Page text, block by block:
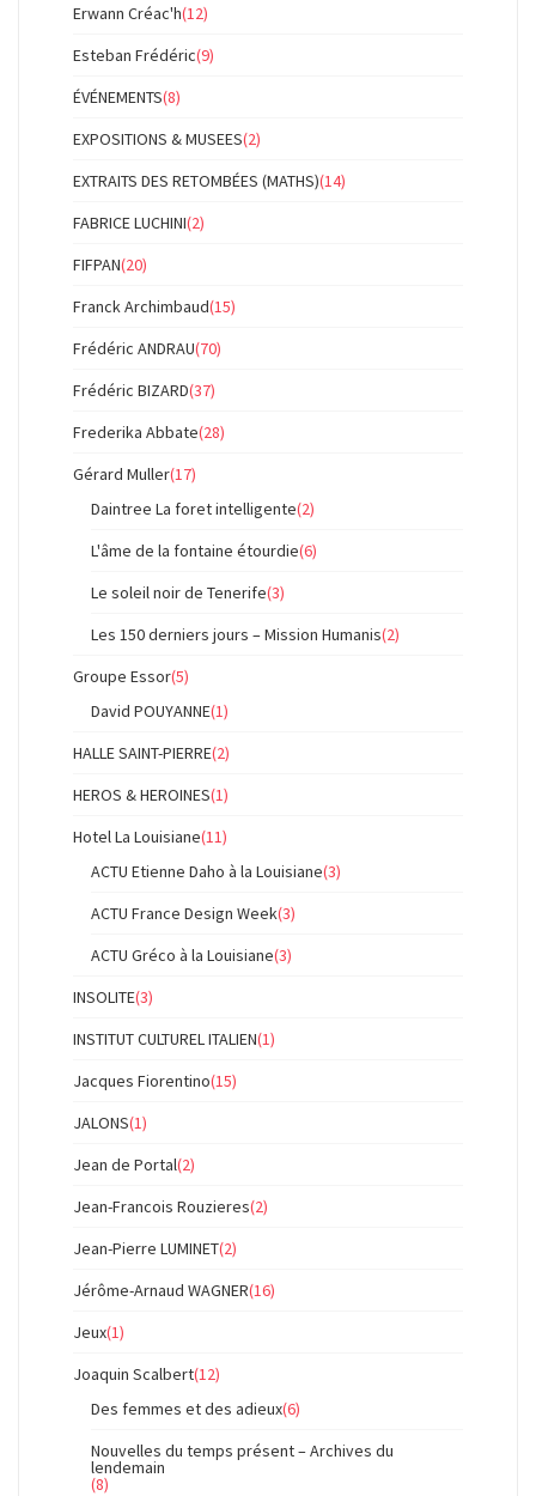
Erwann Créac'h(12)
Esteban Frédéric(9)
ÉVÉNEMENTS(8)
EXPOSITIONS & MUSEES(2)
EXTRAITS DES RETOMBÉES (MATHS)(14)
FABRICE LUCHINI(2)
FIFPAN(20)
Franck Archimbaud(15)
Frédéric ANDRAU(70)
Frédéric BIZARD(37)
Frederika Abbate(28)
Gérard Muller(17)
Daintree La foret intelligente(2)
L'âme de la fontaine étourdie(6)
Le soleil noir de Tenerife(3)
Les 150 derniers jours – Mission Humanis(2)
Groupe Essor(5)
David POUYANNE(1)
HALLE SAINT-PIERRE(2)
HEROS & HEROINES(1)
Hotel La Louisiane(11)
ACTU Etienne Daho à la Louisiane(3)
ACTU France Design Week(3)
ACTU Gréco à la Louisiane(3)
INSOLITE(3)
INSTITUT CULTUREL ITALIEN(1)
Jacques Fiorentino(15)
JALONS(1)
Jean de Portal(2)
Jean-Francois Rouzieres(2)
Jean-Pierre LUMINET(2)
Jérôme-Arnaud WAGNER(16)
Jeux(1)
Joaquin Scalbert(12)
Des femmes et des adieux(6)
Nouvelles du temps présent – Archives du
lendemain
(8)